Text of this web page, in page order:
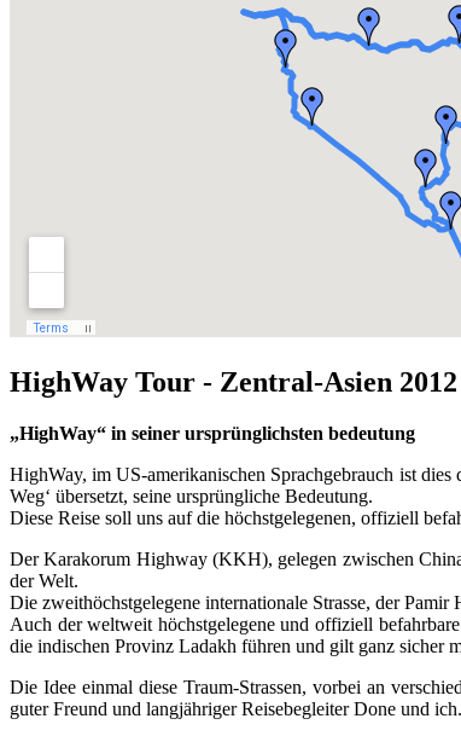
HighWay Tour - Zentral-Asien 2012
„HighWay“ in seiner ursprünglichsten bedeutung
HighWay, im US-amerikanischen Sprachgebrauch ist
Weg‘ übersetzt, seine ursprüngliche Bedeutung.
Diese Reise soll uns auf die höchstgelegenen, offiziell
Der Karakorum Highway (KKH), gelegen zwischen
der Welt.
Die zweithöchstgelegene internationale Strasse, der
Auch der weltweit höchstgelegene und offiziell
die indischen Provinz Ladakh führen und gilt ganz sicher
Die Idee einmal diese Traum-Strassen, vorbei an
guter Freund und langjähriger Reisebegleiter Done und ich.